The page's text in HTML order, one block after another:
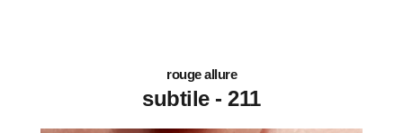
rouge allure
211 - subtile